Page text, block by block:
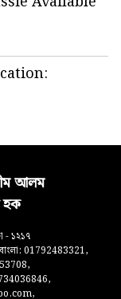
আলম
হক
- ১২১৭
01792483321,